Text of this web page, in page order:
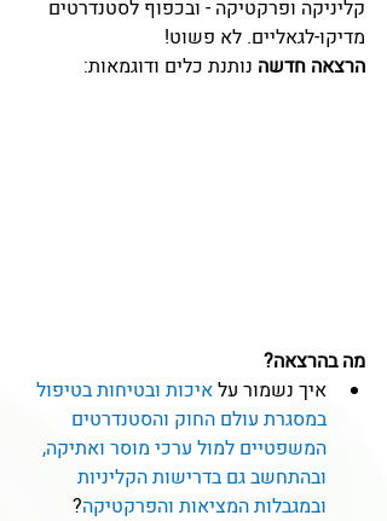
קליניקה ופרקטיקה - ובכפוף לסטנדרטים
מדיקו-לגאליים. לא פשוט!
הרצאה חדשה נותנת כלים ודוגמאות:
מה בהרצאה?
איך נשמור על איכות ובטיחות בטיפול
במסגרת עולם החוק והסטנדרטים
המשפטיים למול ערכי מוסר ואתיקה,
ובהתחשב גם בדרישות הקליניות
ובמגבלות המציאות והפרקטיקה?